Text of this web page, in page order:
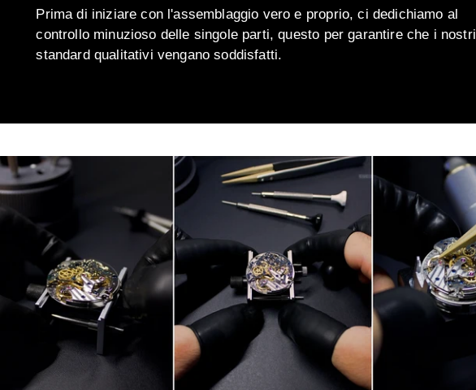
Prima di iniziare con l'assemblaggio vero e proprio, ci dedichiamo al
controllo minuzioso delle singole parti, questo per garantire che i nostri
standard qualitativi vengano soddisfatti.